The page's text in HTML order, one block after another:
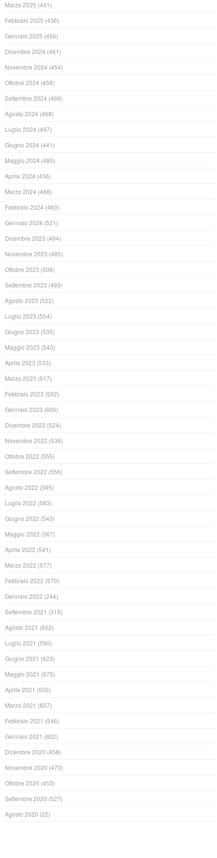
Marzo 2025 (441)
Febbraio 2025 (436)
Gennaio 2025 (456)
Dicembre 2024 (461)
Novembre 2024 (454)
Ottobre 2024 (458)
Settembre 2024 (469)
Agosto 2024 (468)
Luglio 2024 (497)
Giugno 2024 (441)
Maggio 2024 (485)
Aprile 2024 (456)
Marzo 2024 (468)
Febbraio 2024 (460)
Gennaio 2024 (521)
Dicembre 2023 (494)
Novembre 2023 (485)
Ottobre 2023 (506)
Settembre 2023 (493)
Agosto 2023 (522)
Luglio 2023 (554)
Giugno 2023 (535)
Maggio 2023 (543)
Aprile 2023 (533)
Marzo 2023 (517)
Febbraio 2023 (502)
Gennaio 2023 (606)
Dicembre 2022 (524)
Novembre 2022 (536)
Ottobre 2022 (555)
Settembre 2022 (556)
Agosto 2022 (565)
Luglio 2022 (563)
Giugno 2022 (543)
Maggio 2022 (567)
Aprile 2022 (541)
Marzo 2022 (577)
Febbraio 2022 (570)
Gennaio 2022 (244)
Settembre 2021 (315)
Agosto 2021 (602)
Luglio 2021 (590)
Giugno 2021 (623)
Maggio 2021 (675)
Aprile 2021 (605)
Marzo 2021 (607)
Febbraio 2021 (546)
Gennaio 2021 (602)
Dicembre 2020 (458)
Novembre 2020 (470)
Ottobre 2020 (453)
Settembre 2020 (527)
Agosto 2020 (22)